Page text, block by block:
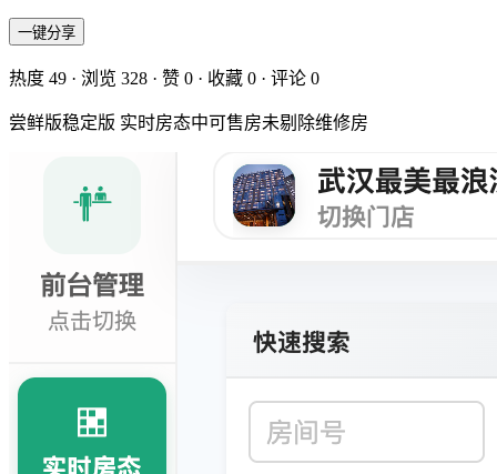
一键分享
热度 49 · 浏览 328 · 赞 0 · 收藏 0 · 评论 0
尝鲜版稳定版 实时房态中可售房未剔除维修房